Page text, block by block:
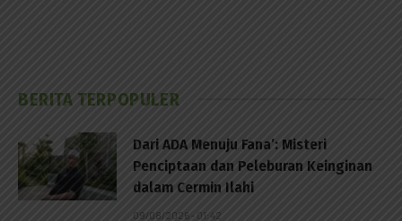
BERITA TERPOPULER
Dari ADA Menuju Fana’: Misteri
Penciptaan dan Peleburan Keinginan
dalam Cermin Ilahi
09/08/2026 - 01:42